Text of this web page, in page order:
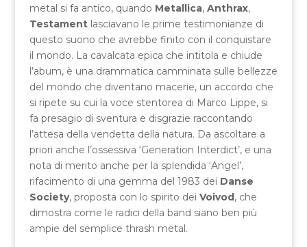
metal si fa antico, quando Metallica, Anthrax,
Testamentlasciavano le prime testimonianze di
questo suono che avrebbe finito con il conquistare
il mondo. La cavalcata epica che intitola e chiude
l’abum, è una drammatica camminata sulle bellezze
del mondo che diventano macerie, un accordo che
si ripete su cui la voce stentorea di Marco Lippe, si
fa presagio di sventura e disgrazie raccontando
l’attesa della vendetta della natura. Da ascoltare a
priori anche l’ossessiva ‘Generation Interdict’, e una
nota di merito anche per la splendida ‘Angel’,
rifacimento di una gemma del 1983 dei Danse
Society, proposta con lo spirito dei Voivod, che
dimostra come le radici della band siano ben più
ampie del semplice thrash metal.